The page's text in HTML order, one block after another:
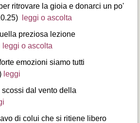
ritrovare la gioia e donarci un po'
leggi o ascolta
preziosa lezione
o ascolta
emozioni siamo tutti
leggi
dal vento della
di colui che si ritiene libero